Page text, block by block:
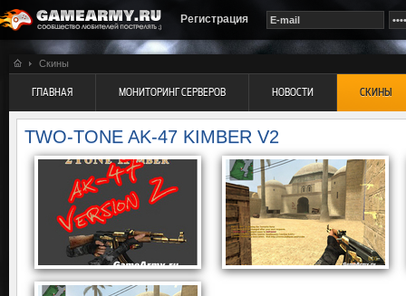
Регистрация
Скины
ГЛАВНАЯ МОНИТОРИНГ СЕРВЕРОВ НОВОСТИ СКИНЫ
TWO-TONE AK-47 KIMBER V2